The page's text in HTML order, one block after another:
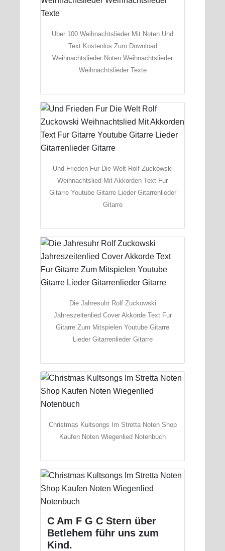
Uber 100 Weihnachtslieder Mit Noten Und
Text Kostenlos Zum Download
Weihnachtslieder Noten Weihnachtslieder
Weihnachtslieder Texte
Und Frieden Fur Die Welt Rolf Zuckowski
Weihnachtslied Mit Akkorden Text Fur
Gitarre Youtube Gitarre Lieder Gitarrenlieder
Gitarre
Die Jahresuhr Rolf Zuckowski
Jahreszeitenlied Cover Akkorde Text Fur
Gitarre Zum Mitspielen Youtube Gitarre
Lieder Gitarrenlieder Gitarre
Christmas Kultsongs Im Stretta Noten Shop
Kaufen Noten Wiegenlied Notenbuch
C Am F G C Stern über
Betlehem führ uns zum
Kind.